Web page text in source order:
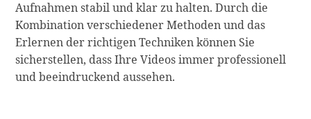
Aufnahmen stabil und klar zu halten. Durch die
Kombination verschiedener Methoden und das
Erlernen der richtigen Techniken können Sie
sicherstellen, dass Ihre Videos immer professionell
und beeindruckend aussehen.